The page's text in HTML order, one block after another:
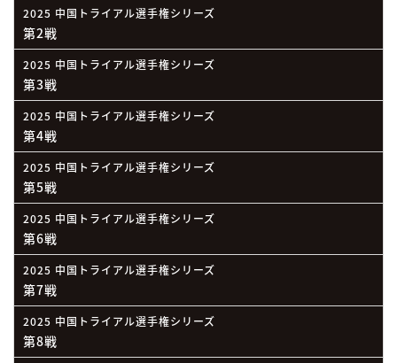
2025 中国トライアル選手権シリーズ
第2戦
2025 中国トライアル選手権シリーズ
第3戦
2025 中国トライアル選手権シリーズ
第4戦
2025 中国トライアル選手権シリーズ
第5戦
2025 中国トライアル選手権シリーズ
第6戦
2025 中国トライアル選手権シリーズ
第7戦
2025 中国トライアル選手権シリーズ
第8戦